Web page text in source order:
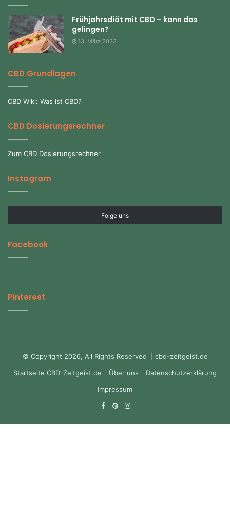
Frühjahrsdiät mit CBD – kann das
gelingen?
13. März 2023
CBD Grundlagen
CBD Wiki: Was ist CBD?
CBD Dosierungsrechner
Zum CBD Dosierungsrechner
Instagram
Folge uns
Facebook
Pinterest
© Copyright 2026, All Rights Reserved | cbd-zeitgeist.de
Startseite CBD-Zeitgeist.de
Über uns
Datenschutzerklärung
Impressum
Facebook
PinterestInstagram